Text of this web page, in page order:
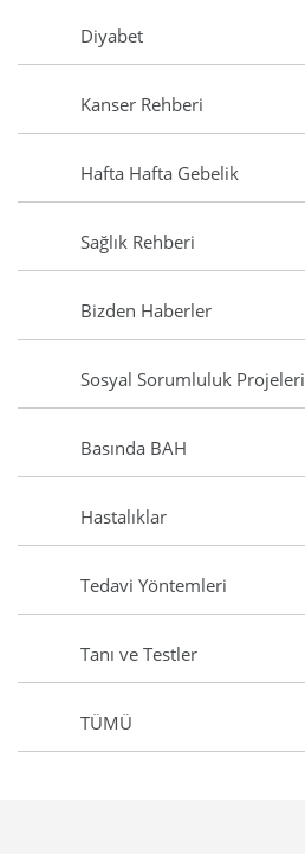
Diyabet
Kanser Rehberi
Hafta Hafta Gebelik
Sağlık Rehberi
Bizden Haberler
Sosyal Sorumluluk Projeleri
Basında BAH
Hastalıklar
Tedavi Yöntemleri
Tanı ve Testler
TÜMÜ